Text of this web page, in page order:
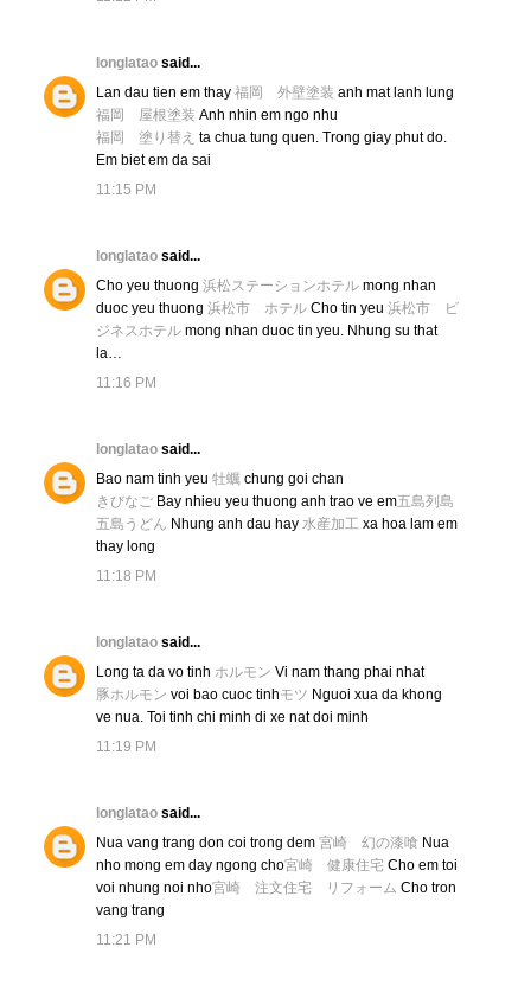
longlatao said...
Lan dau tien em thay 福岡 外壁塗装 anh mat lanh lung
福岡 屋根塗装 Anh nhin em ngo nhu
福岡 塗り替え ta chua tung quen. Trong giay phut do.
Em biet em da sai
11:15 PM
longlatao said...
Cho yeu thuong 浜松ステーションホテルmong nhan
duoc yeu thuong 浜松市 ホテルCho tin yeu 浜松市 ビ
ジネスホテルmong nhan duoc tin yeu. Nhung su that
la…
11:16 PM
longlatao said...
Bao nam tinh yeu 牡蠣chung goi chan
きびなごBay nhieu yeu thuong anh trao ve em五島列島
五島うどん Nhung anh dau hay 水産加工xa hoa lam em
thay long
11:18 PM
longlatao said...
Long ta da vo tinh ホルモン Vi nam thang phai nhat
豚ホルモン voi bao cuoc tinhモツ Nguoi xua da khong
ve nua. Toi tinh chi minh di xe nat doi minh
11:19 PM
longlatao said...
Nua vang trang don coi trong dem 宮崎 幻の漆喰 Nua
nho mong em day ngong cho宮崎 健康住宅Cho em toi
voi nhung noi nho宮崎 注文住宅 リフォーム Cho tron
vang trang
11:21 PM